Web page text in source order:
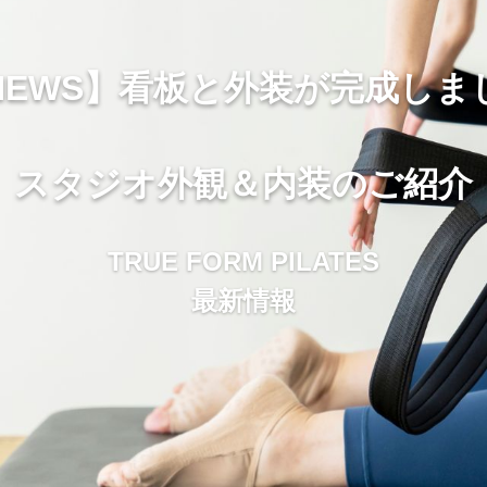
】看板と外装が完成しま
スタジオ外観＆内装のご紹介
TRUE FORM PILATES
最新情報